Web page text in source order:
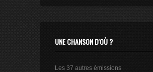
UNE CHANSON D'OÙ ?
Les 37 autres émissions